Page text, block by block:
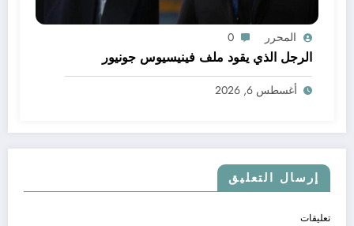
المحرر 0
الرجل الذي يقود ملف فينيسيوس جونيور
أغسطس 6, 2026
إرسال التعليق
تعليقات